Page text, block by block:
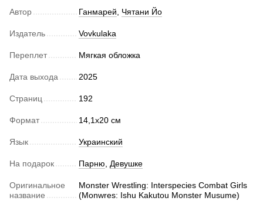
Автор Ганмарей, Чятани Йо
Издатель Vovkulaka
Переплет Мягкая обложка
Дата выхода 2025
Страниц 192
Формат 14,1x20 cм
Язык Украинский
На подарок Парню, Девушке
Оригинальное
название
Monster Wrestling: Interspecies Combat Girls
(Monwres: Ishu Kakutou Monster Musume)